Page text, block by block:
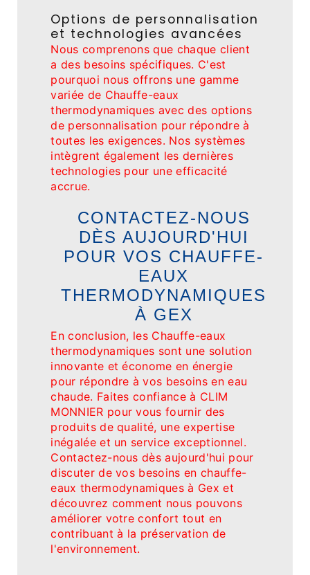
Options de personnalisation
et technologies avancées
Nous comprenons que chaque client
a des besoins spécifiques. C'est
pourquoi nous offrons une gamme
variée de Chauffe-eaux
thermodynamiques avec des options
de personnalisation pour répondre à
toutes les exigences. Nos systèmes
intègrent également les dernières
technologies pour une efficacité
accrue.
CONTACTEZ-NOUS
DÈS AUJOURD'HUI
POUR VOS CHAUFFE-
EAUX
THERMODYNAMIQUES
À GEX
En conclusion, les Chauffe-eaux
thermodynamiques sont une solution
innovante et économe en énergie
pour répondre à vos besoins en eau
chaude. Faites confiance à CLIM
MONNIER pour vous fournir des
produits de qualité, une expertise
inégalée et un service exceptionnel.
Contactez-nous dès aujourd'hui pour
discuter de vos besoins en chauffe-
eaux thermodynamiques à Gex et
découvrez comment nous pouvons
améliorer votre confort tout en
contribuant à la préservation de
l'environnement.